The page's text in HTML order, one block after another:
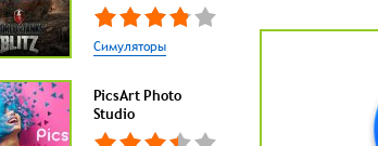
Симуляторы
PicsArt Photo
Studio